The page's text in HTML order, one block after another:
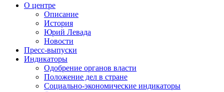
О центре
Описание
История
Юрий Левада
Новости
Пресс-выпуски
Индикаторы
Одобрение органов власти
Положение дел в стране
Социально-экономические индикаторы